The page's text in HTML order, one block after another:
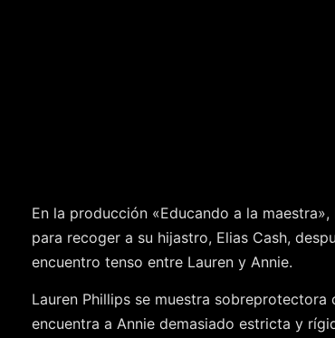
En la producción «Educando a la
para recoger a su hijastro, Elias Cash,
encuentro tenso entre Lauren y Annie.
Lauren Phillips se muestra
encuentra a Annie demasiado estricta y